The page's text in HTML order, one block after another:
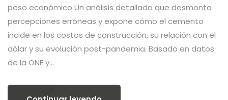
peso económico Un análisis detallado que desmonta
percepciones erróneas y expone cómo el cemento
incide en los costos de construcción, su relación con el
dólar y su evolución post-pandemia. Basado en datos
de la ONE y...